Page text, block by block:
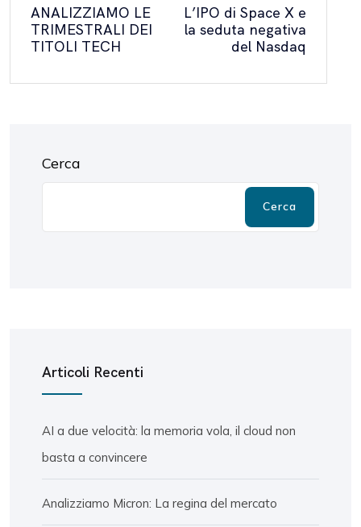
ANALIZZIAMO LE
TRIMESTRALI DEI
TITOLI TECH
L’IPO di Space X e
la seduta negativa
del Nasdaq
Cerca
Cerca
Articoli Recenti
AI a due velocità: la memoria vola, il cloud non
basta a convincere
Analizziamo Micron: La regina del mercato